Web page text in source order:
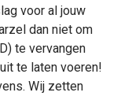
voor al jouw
dan niet om
te vervangen
te laten voeren!
Wij zetten